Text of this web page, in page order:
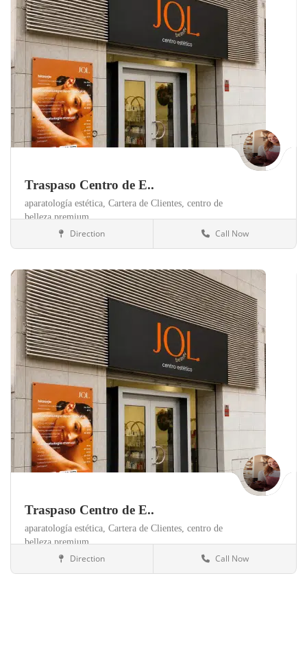
Traspaso Centro de E..
aparatología estética, Cartera de Clientes, centro de
belleza premium,
ClínicasDirection Call Now
Traspaso Centro de E..
aparatología estética, Cartera de Clientes, centro de
belleza premium,
ClínicasDirection Call Now